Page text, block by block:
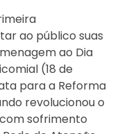
ao público suas
ao Dia
(18 de
para a Reforma
revolucionou o
sofrimento